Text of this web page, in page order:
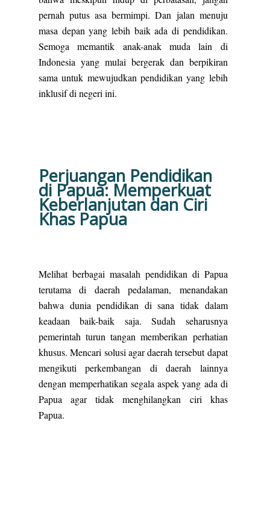
pernah putus asa bermimpi. Dan jalan menuju
masa depan yang lebih baik ada di pendidikan.
Semoga memantik anak-anak muda lain di
Indonesia yang mulai bergerak dan berpikiran
sama untuk mewujudkan pendidikan yang lebih
inklusif di negeri ini.
Perjuangan Pendidikan
di Papua: Memperkuat
Keberlanjutan dan Ciri
Khas Papua
Melihat berbagai masalah pendidikan di Papua
terutama di daerah pedalaman, menandakan
bahwa dunia pendidikan di sana tidak dalam
keadaan baik-baik saja. Sudah seharusnya
pemerintah turun tangan memberikan perhatian
khusus. Mencari solusi agar daerah tersebut dapat
mengikuti perkembangan di daerah lainnya
dengan memperhatikan segala aspek yang ada di
Papua agar tidak menghilangkan ciri khas
Papua.